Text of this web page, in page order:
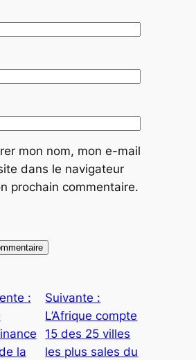
mon nom, mon e-mail
dans le navigateur
prochain commentaire.
:
la
Suivante :
L’Afrique compte
15 des 25 villes
les plus sales du